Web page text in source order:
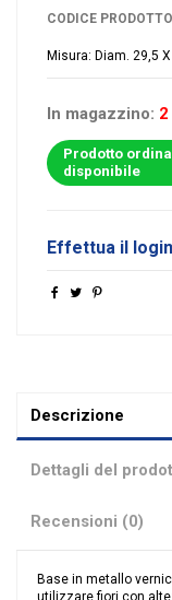
CODICE PRODOTTO
Misura: Diam. 29,5
In magazzino: 2
Prodotto
disponibile
Effettua il
Descrizione
Dettagli del
Recensioni (0)
Base in metallo
utilizzare fiori con